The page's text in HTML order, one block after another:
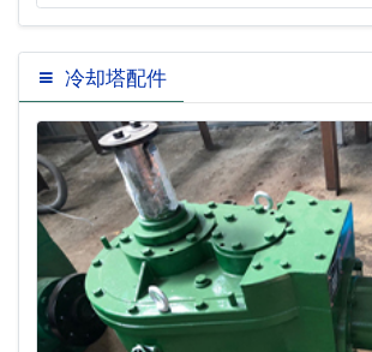
冷却塔配件